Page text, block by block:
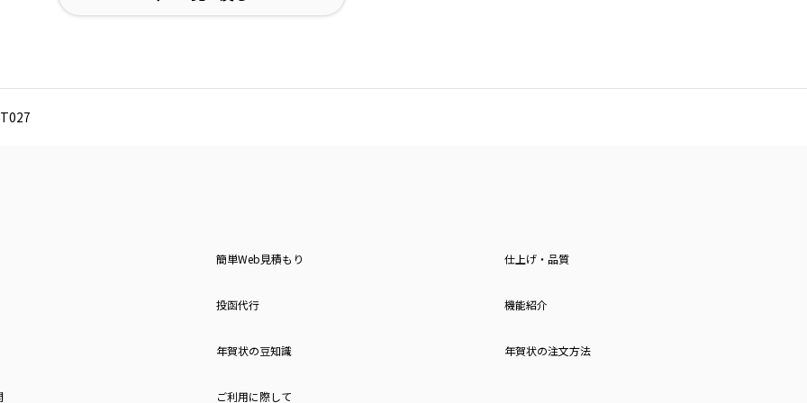
簡単Web見積もり 仕上げ・品質
投函代行 機能紹介
年賀状の豆知識 年賀状の注文方法
ご利用に際して